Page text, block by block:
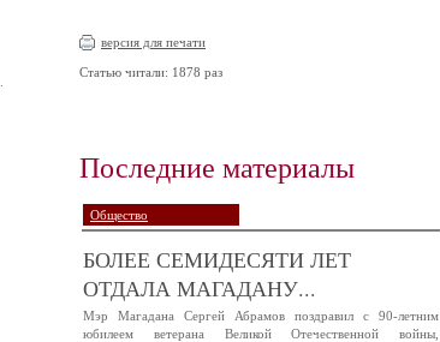
версия для печати
Статью читали: 1878 раз
Последние материалы
Общество
БОЛЕЕ СЕМИДЕСЯТИ ЛЕТ
ОТДАЛА МАГАДАНУ...
Мэр Магадана Сергей Абрамов поздравил с 90-летним
юбилеем ветерана Великой Отечественной войны,